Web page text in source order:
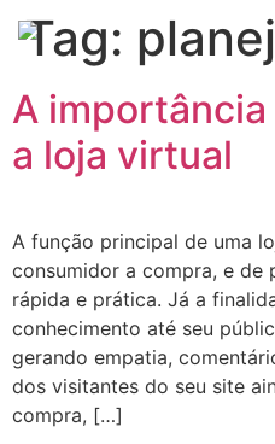
Tag:
A
a loja virtual
A função principal de uma
consumidor a compra, e de
rápida e prática. Já a
conhecimento até seu
gerando empatia,
dos visitantes do seu site
compra, […]